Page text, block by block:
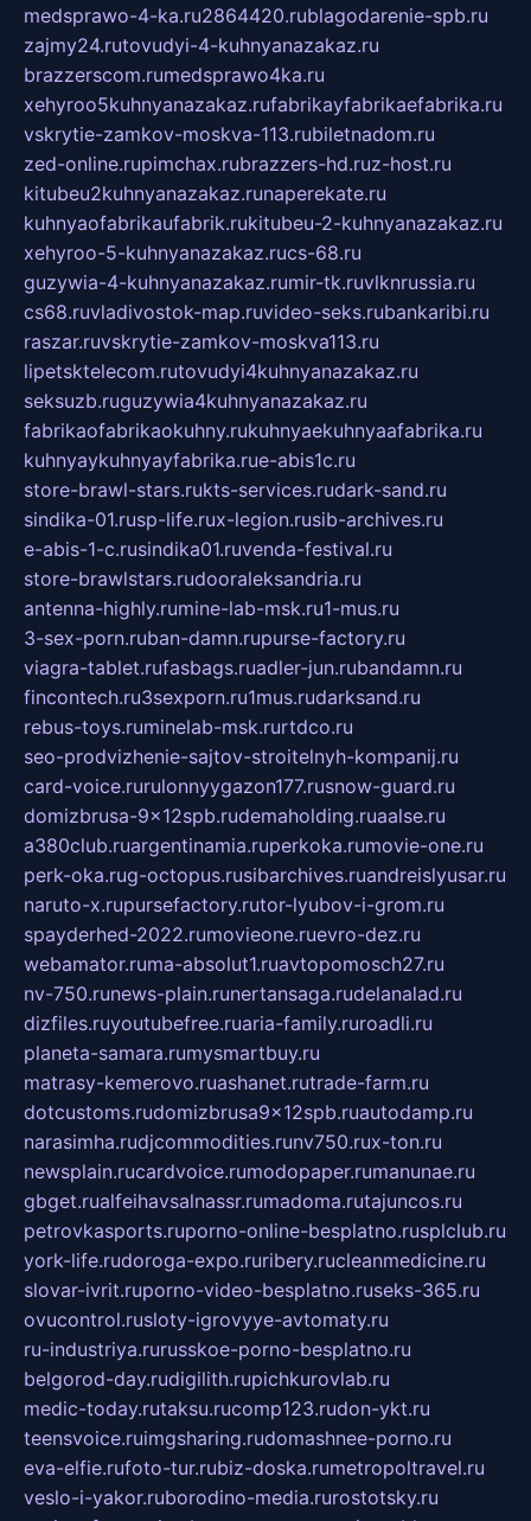
medsprawo-4-ka.ru2864420.rublagodarenie-spb.ru
zajmy24.rutovudyi-4-kuhnyanazakaz.ru
brazzerscom.rumedsprawo4ka.ru
xehyroo5kuhnyanazakaz.rufabrikayfabrikaefabrika.ru
vskrytie-zamkov-moskva-113.rubiletnadom.ru
zed-online.rupimchax.rubrazzers-hd.ruz-host.ru
kitubeu2kuhnyanazakaz.runaperekate.ru
kuhnyaofabrikaufabrik.rukitubeu-2-kuhnyanazakaz.ru
xehyroo-5-kuhnyanazakaz.rucs-68.ru
guzywia-4-kuhnyanazakaz.rumir-tk.ruvlknrussia.ru
cs68.ruvladivostok-map.ruvideo-seks.rubankaribi.ru
raszar.ruvskrytie-zamkov-moskva113.ru
lipetsktelecom.rutovudyi4kuhnyanazakaz.ru
seksuzb.ruguzywia4kuhnyanazakaz.ru
fabrikaofabrikaokuhny.rukuhnyaekuhnyaafabrika.ru
kuhnyaykuhnyayfabrika.rue-abis1c.ru
store-brawl-stars.rukts-services.rudark-sand.ru
sindika-01.rusp-life.rux-legion.rusib-archives.ru
e-abis-1-c.rusindika01.ruvenda-festival.ru
store-brawlstars.rudooraleksandria.ru
antenna-highly.rumine-lab-msk.ru1-mus.ru
3-sex-porn.ruban-damn.rupurse-factory.ru
viagra-tablet.rufasbags.ruadler-jun.rubandamn.ru
fincontech.ru3sexporn.ru1mus.rudarksand.ru
rebus-toys.ruminelab-msk.rurtdco.ru
seo-prodvizhenie-sajtov-stroitelnyh-kompanij.ru
card-voice.rurulonnyygazon177.rusnow-guard.ru
domizbrusa-9x12spb.rudemaholding.ruaalse.ru
a380club.ruargentinamia.ruperkoka.rumovie-one.ru
perk-oka.rug-octopus.rusibarchives.ruandreislyusar.ru
naruto-x.rupursefactory.rutor-lyubov-i-grom.ru
spayderhed-2022.rumovieone.ruevro-dez.ru
webamator.ruma-absolut1.ruavtopomosch27.ru
nv-750.runews-plain.runertansaga.rudelanalad.ru
dizfiles.ruyoutubefree.ruaria-family.ruroadli.ru
planeta-samara.rumysmartbuy.ru
matrasy-kemerovo.ruashanet.rutrade-farm.ru
dotcustoms.rudomizbrusa9x12spb.ruautodamp.ru
narasimha.rudjcommodities.runv750.rux-ton.ru
newsplain.rucardvoice.rumodopaper.rumanunae.ru
gbget.rualfeihavsalnassr.rumadoma.rutajuncos.ru
petrovkasports.ruporno-online-besplatno.rusplclub.ru
york-life.rudoroga-expo.ruribery.rucleanmedicine.ru
slovar-ivrit.ruporno-video-besplatno.ruseks-365.ru
ovucontrol.rusloty-igrovyye-avtomaty.ru
ru-industriya.rurusskoe-porno-besplatno.ru
belgorod-day.rudigilith.rupichkurovlab.ru
medic-today.rutaksu.rucomp123.rudon-ykt.ru
teensvoice.ruimgsharing.rudomashnee-porno.ru
eva-elfie.rufoto-tur.rubiz-doska.rumetropoltravel.ru
veslo-i-yakor.ruborodino-media.rurostotsky.ru